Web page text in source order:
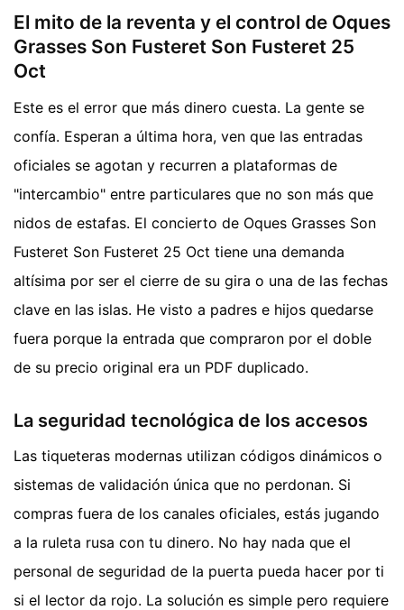
El mito de la reventa y el control de Oques
Grasses Son Fusteret Son Fusteret 25
Oct
Este es el error que más dinero cuesta. La gente se
confía. Esperan a última hora, ven que las entradas
oficiales se agotan y recurren a plataformas de
"intercambio" entre particulares que no son más que
nidos de estafas. El concierto de Oques Grasses Son
Fusteret Son Fusteret 25 Oct tiene una demanda
altísima por ser el cierre de su gira o una de las fechas
clave en las islas. He visto a padres e hijos quedarse
fuera porque la entrada que compraron por el doble
de su precio original era un PDF duplicado.
La seguridad tecnológica de los accesos
Las tiqueteras modernas utilizan códigos dinámicos o
sistemas de validación única que no perdonan. Si
compras fuera de los canales oficiales, estás jugando
a la ruleta rusa con tu dinero. No hay nada que el
personal de seguridad de la puerta pueda hacer por ti
si el lector da rojo. La solución es simple pero requiere